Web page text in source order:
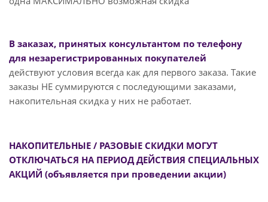
В заказах, принятых консультантом по телефону
для незарегистрированных покупателей
действуют условия всегда как для первого заказа. Такие
заказы НЕ суммируются с последующими заказами,
накопительная скидка у них не работает.
НАКОПИТЕЛЬНЫЕ / РАЗОВЫЕ СКИДКИ МОГУТ
ОТКЛЮЧАТЬСЯ НА ПЕРИОД ДЕЙСТВИЯ СПЕЦИАЛЬНЫХ
АКЦИЙ (объявляется при проведении акции)